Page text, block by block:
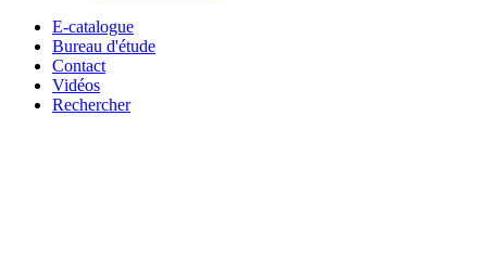
E-catalogue
Bureau d'étude
Contact
Vidéos
Rechercher